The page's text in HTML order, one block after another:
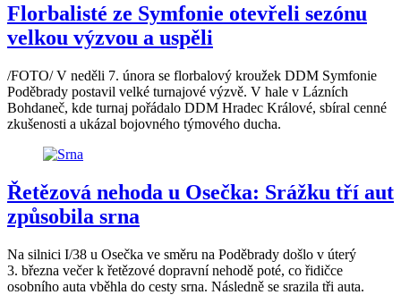
Florbalisté ze Symfonie otevřeli sezónu
velkou výzvou a uspěli
/FOTO/ V neděli 7. února se florbalový kroužek DDM Symfonie
Poděbrady postavil velké turnajové výzvě. V hale v Lázních
Bohdaneč, kde turnaj pořádalo DDM Hradec Králové, sbíral cenné
zkušenosti a ukázal bojovného týmového ducha.
Řetězová nehoda u Osečka: Srážku tří aut
způsobila srna
Na silnici I/38 u Osečka ve směru na Poděbrady došlo v úterý
3. března večer k řetězové dopravní nehodě poté, co řidičce
osobního auta vběhla do cesty srna. Následně se srazila tři auta.